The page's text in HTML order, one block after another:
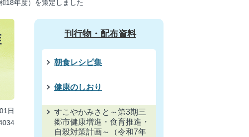
18年度）を策定しました
日
刊行物・配布資料
朝食レシピ集
健康のしおり
すこやかみさと～第3期三
郷市健康増進・食育推進・
自殺対策計画～（令和7年